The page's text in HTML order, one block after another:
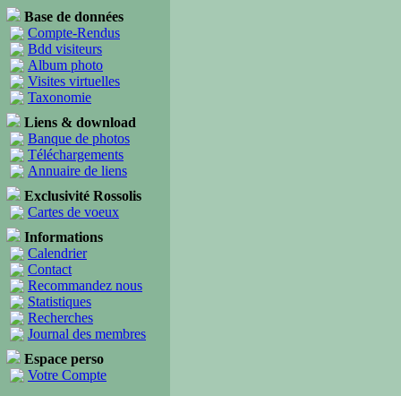
Base de données
Compte-Rendus
Bdd visiteurs
Album photo
Visites virtuelles
Taxonomie
Liens & download
Banque de photos
Téléchargements
Annuaire de liens
Exclusivité Rossolis
Cartes de voeux
Informations
Calendrier
Contact
Recommandez nous
Statistiques
Recherches
Journal des membres
Espace perso
Votre Compte